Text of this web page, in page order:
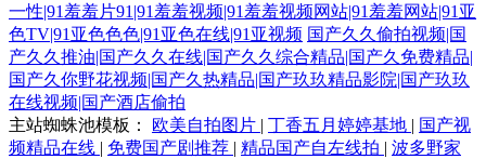
一性|91羞羞片91|91羞羞视频|91羞羞视频网站|91羞羞网站|91亚
色TV|91亚色色色|91亚色在线|91亚视频 国产久久偷拍视频|国
产久久推油|国产久久在线|国产久久综合精品|国产久免费精品|
国产久你野花视频|国产久热精品|国产玖玖精品影院|国产玖玖
在线视频|国产酒店偷拍
主站蜘蛛池模板： 欧美自拍图片 | 丁香五月婷婷基地 | 国产视
频精品在线 | 免费国产剧推荐 | 精品国产自左线拍 | 波多野家